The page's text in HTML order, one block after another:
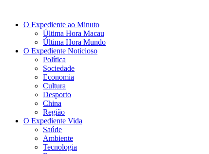
O Expediente ao Minuto
Última Hora Macau
Última Hora Mundo
O Expediente Noticioso
Política
Sociedade
Economia
Cultura
Desporto
China
Região
O Expediente Vida
Saúde
Ambiente
Tecnologia